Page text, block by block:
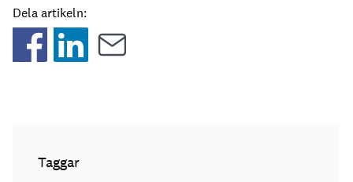
Dela artikeln:
Taggar